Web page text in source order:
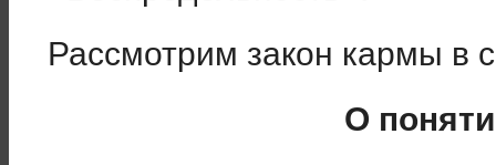
Рассмотрим закон кармы в
О